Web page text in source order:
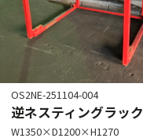
OS2NE-251104-004
逆ネスティングラック
W1350×D1200×H1270